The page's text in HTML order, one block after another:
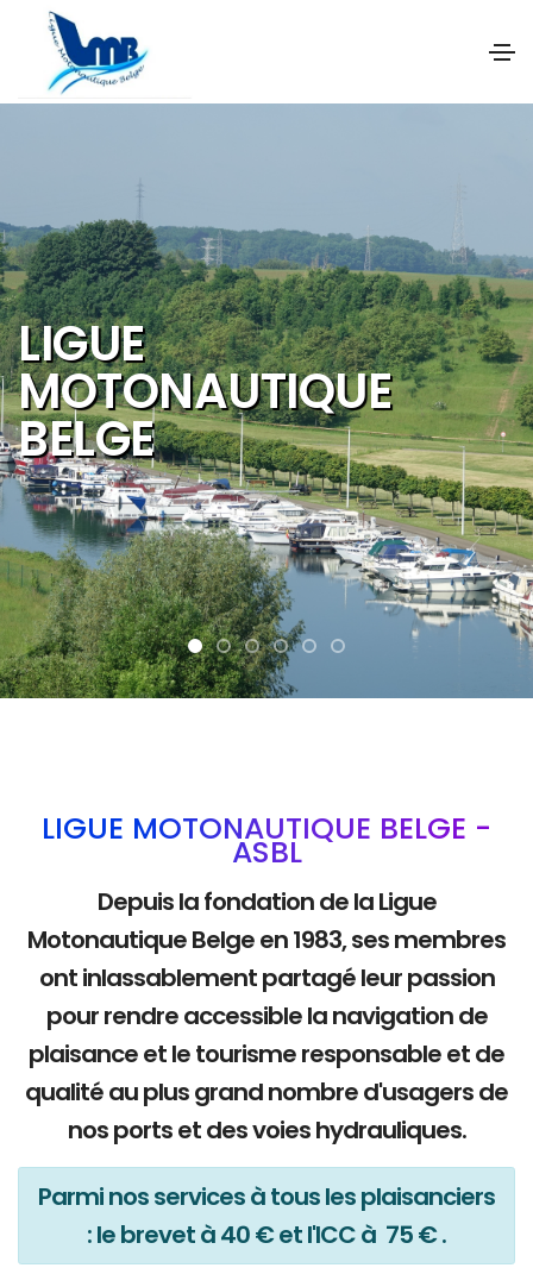
NOS OBJECTIFS SONT
DE PROMOUVOIR ET DE
DEVELOPPER :
Les activités et
sports nautiques
Le tourisme de
qualité
La mobilité douce
LIGUE MOTONAUTIQUE BELGE -
ASBL
Depuis la fondation de la Ligue
Motonautique Belge en 1983, ses membres
ont inlassablement partagé leur passion
pour rendre accessible la navigation de
plaisance et le tourisme responsable et de
qualité au plus grand nombre d'usagers de
nos ports et des voies hydrauliques.
Parmi nos services à tous les plaisanciers
: le brevet à 40 € et l'ICC à 75 € .